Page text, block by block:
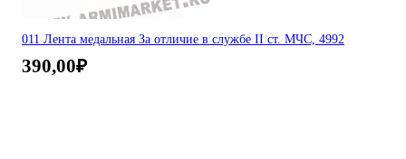
011 Лента медальная За отличие в службе II ст. МЧС, 4992
390,00₽